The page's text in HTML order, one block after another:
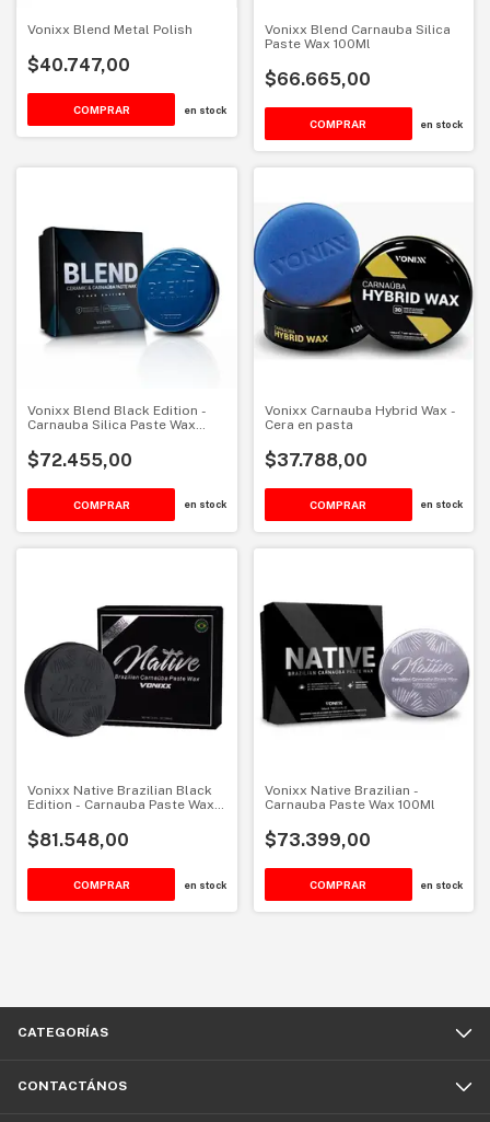
Vonixx Blend Metal Polish
$40.747,00
en stock
Vonixx Blend Carnauba Silica
Paste Wax 100Ml
$66.665,00
en stock
Vonixx Blend Black Edition -
Carnauba Silica Paste Wax
$72.455,00
en stock
Vonixx Carnauba Hybrid Wax -
Cera en pasta
$37.788,00
COMPRAR en stock
Vonixx Native Brazilian Black
Edition - Carnauba Paste Wax
$81.548,00
en stock
Vonixx Native Brazilian -
Carnauba Paste Wax 100Ml
$73.399,00
en stock
CATEGORÍAS
CONTACTÁNOS